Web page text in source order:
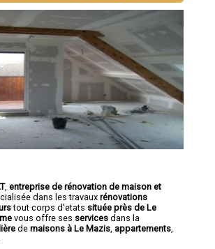
, entreprise de rénovation de maison et
dans les travaux rénovations
tout corps d'etats située près de Le
vous offre ses services dans la
de maisons à Le Mazis appartements